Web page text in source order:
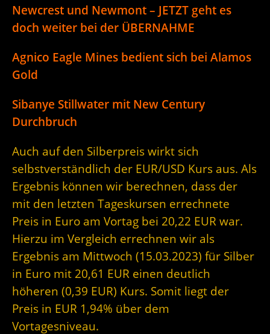
Newcrest und Newmont – JETZT geht es
doch weiter bei der ÜBERNAHME
Agnico Eagle Mines bedient sich bei Alamos
Gold
Sibanye Stillwater mit New Century
Durchbruch
Auch auf den Silberpreis wirkt sich
selbstverständlich der EUR/USD Kurs aus. Als
Ergebnis können wir berechnen, dass der
mit den letzten Tageskursen errechnete
Preis in Euro am Vortag bei 20,22 EUR war.
Hierzu im Vergleich errechnen wir als
Ergebnis am Mittwoch (15.03.2023) für Silber
in Euro mit 20,61 EUR einen deutlich
höheren (0,39 EUR) Kurs. Somit liegt der
Preis in EUR 1,94% über dem
Vortagesniveau.